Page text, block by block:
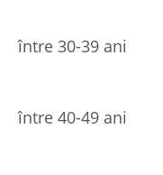
între 30-39 ani
între 40-49 ani